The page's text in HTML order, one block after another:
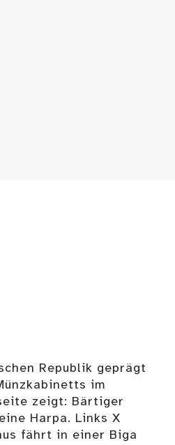
Republik geprägt
im
zeigt: Bärtiger
Harpa. Links X
fährt in einer Biga